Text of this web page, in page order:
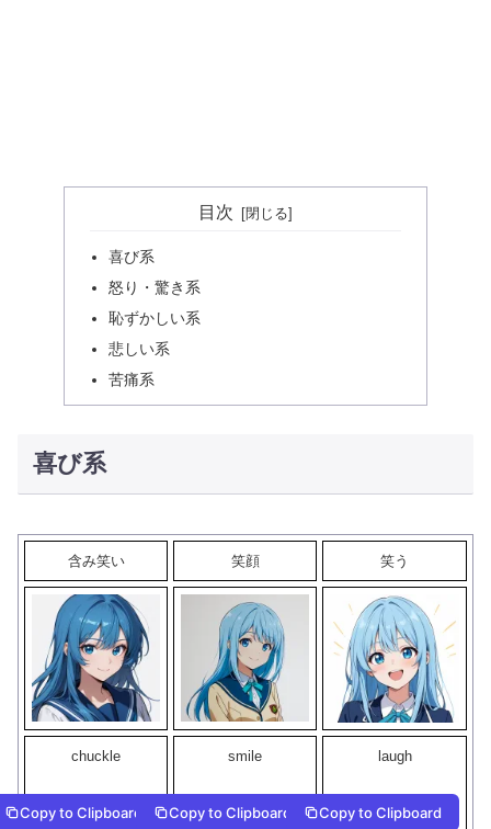
目次
喜び系
怒り・驚き系
恥ずかしい系
悲しい系
苦痛系
喜び系
含み笑い 笑顔 笑う
chuckle
Copy to Clipboard
smile
Copy to Clipboard
laugh
Copy to Clipboard